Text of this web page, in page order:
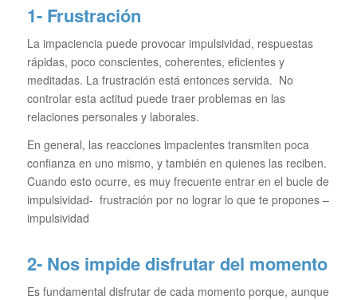
1- Frustración
La impaciencia puede provocar impulsividad, respuestas
rápidas, poco conscientes, coherentes, eficientes y
meditadas. La frustración está entonces servida. No
controlar esta actitud puede traer problemas en las
relaciones personales y laborales.
En general, las reacciones impacientes transmiten poca
confianza en uno mismo, y también en quienes las reciben.
Cuando esto ocurre, es muy frecuente entrar en el bucle de
impulsividad- frustración por no lograr lo que te propones –
impulsividad
2- Nos impide disfrutar del momento
Es fundamental disfrutar de cada momento porque, aunque